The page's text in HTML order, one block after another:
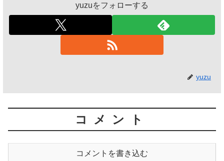
yuzuをフォローする
yuzu
コメント
コメントを書き込む